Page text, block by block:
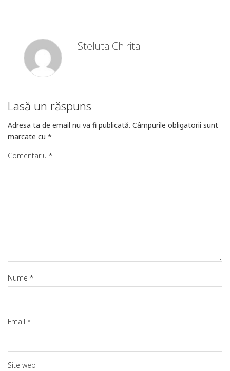
Steluta Chirita
Lasă un răspuns
Adresa ta de email nu va fi publicată. Câmpurile obligatorii sunt
marcate cu *
Comentariu *
Nume *
Email *
Site web